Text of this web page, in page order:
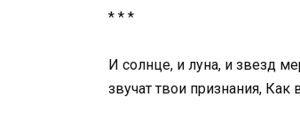
* * *
И солнце, и луна, и звезд
звучат твои признания,